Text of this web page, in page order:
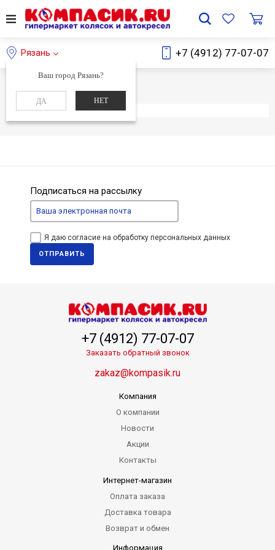
Рязань
Ваш город Рязань?
ДА НЕТ
+7 (4912) 77-07-07
Главная Каталог
Элемент не найден
Подписаться на рассылку
Я даю согласие на обработку персональных данных
ОТПРАВИТЬ
+7 (4912) 77-07-07
Заказать обратный звонок
zakaz@kompasik.ru
Компания
О компании
Новости
Акции
Контакты
Интернет-магазин
Оплата заказа
Доставка товара
Возврат и обмен
Информация